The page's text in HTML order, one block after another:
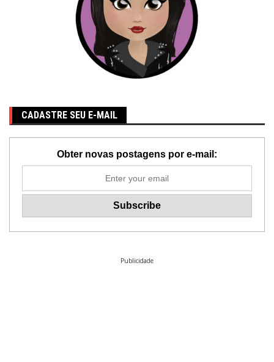
CADASTRE SEU E-MAIL
Obter novas postagens por e-mail:
Publicidade